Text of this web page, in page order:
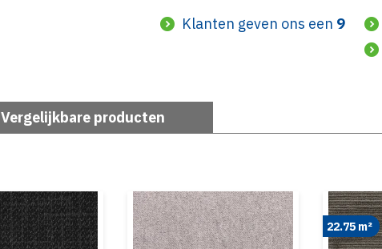
Klanten geven ons een 9
Vergelijkbare producten
22.75 m²